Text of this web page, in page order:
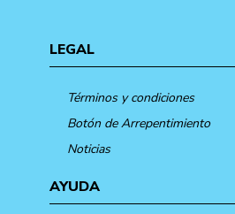
LEGAL
Términos y condiciones
Botón de Arrepentimiento
Noticias
AYUDA